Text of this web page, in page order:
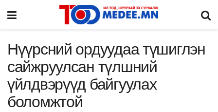
Нүүрсний ордуудаа түшиглэн
сайжруулсан түлшний
үйлдвэрүүд байгуулах
боломжтой